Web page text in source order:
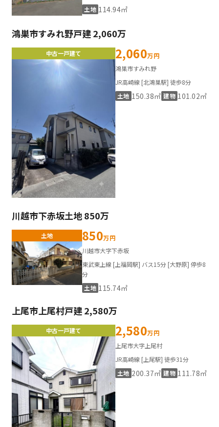
土地 114.94㎡
鴻巣市すみれ野戸建 2,060万
中古一戸建て 2,060万円
鴻巣市すみれ野
JR高崎線 [北鴻巣駅] 徒歩8分
土地 150.38㎡ 建物 101.02㎡
川越市下赤坂土地 850万
土地 850万円
川越市大字下赤坂
東武東上線 [上福岡駅] バス15分 [大野原] 停歩8
分
土地 115.74㎡
上尾市上尾村戸建 2,580万
中古一戸建て 2,580万円
上尾市大字上尾村
JR高崎線 [上尾駅] 徒歩31分
土地 200.37㎡ 建物 111.78㎡